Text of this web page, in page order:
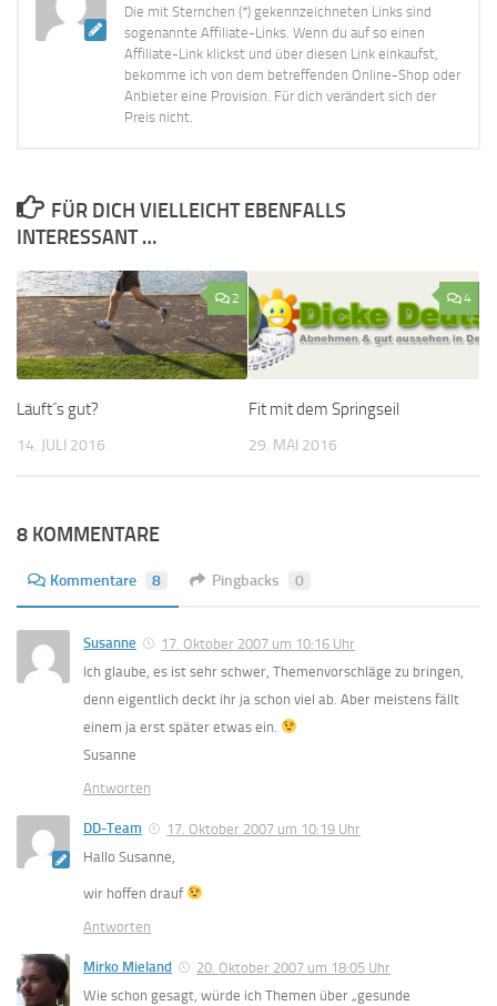
Die mit Sternchen (*) gekennzeichneten Links sind
sogenannte Affiliate-Links. Wenn du auf so einen
Affiliate-Link klickst und über diesen Link einkaufst,
bekomme ich von dem betreffenden Online-Shop oder
Anbieter eine Provision. Für dich verändert sich der
Preis nicht.
FÜR DICH VIELLEICHT EBENFALLS
INTERESSANT …
2
Läuft´s gut?
14. JULI 2016
4
Fit mit dem Springseil
29. MAI 2016
8 KOMMENTARE
Kommentare 8 Pingbacks 0
Susanne
17. Oktober 2007 um 10:16 Uhr
Ich glaube, es ist sehr schwer, Themenvorschläge zu bringen,
denn eigentlich deckt ihr ja schon viel ab. Aber meistens fällt
einem ja erst später etwas ein.
Susanne
Antworten
DD-Team
17. Oktober 2007 um 10:19 Uhr
Hallo Susanne,
wir hoffen drauf
Antworten
Mirko Mieland
20. Oktober 2007 um 18:05 Uhr
Wie schon gesagt, würde ich Themen über „gesunde